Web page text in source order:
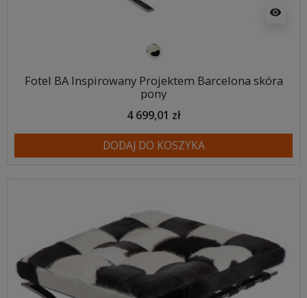
visibility
pony biało-czarne
Fotel BA Inspirowany Projektem Barcelona skóra
pony
4 699,01 zł
DODAJ DO KOSZYKA